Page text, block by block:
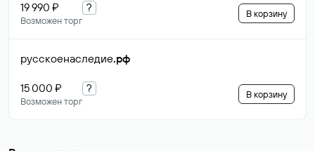
19 990 ₽
Возможен торг
? В корзину
русскоенаследие.рф
15 000 ₽
Возможен торг
? В корзину